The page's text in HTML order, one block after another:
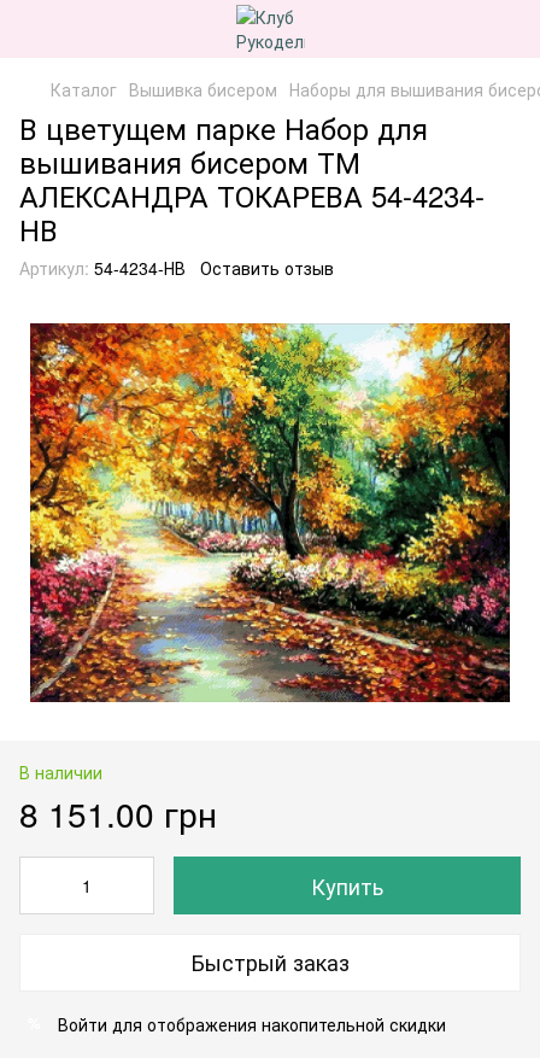
Каталог Вышивка бисером Наборы для вышивания
В цветущем парке Набор для
вышивания бисером ТМ
АЛЕКСАНДРА ТОКАРЕВА 54-4234-
НВ
Артикул: 54-4234-НВ Оставить отзыв
В наличии
8 151.00 грн
Купить
Быстрый заказ
Войти для отображения накопительной скидки